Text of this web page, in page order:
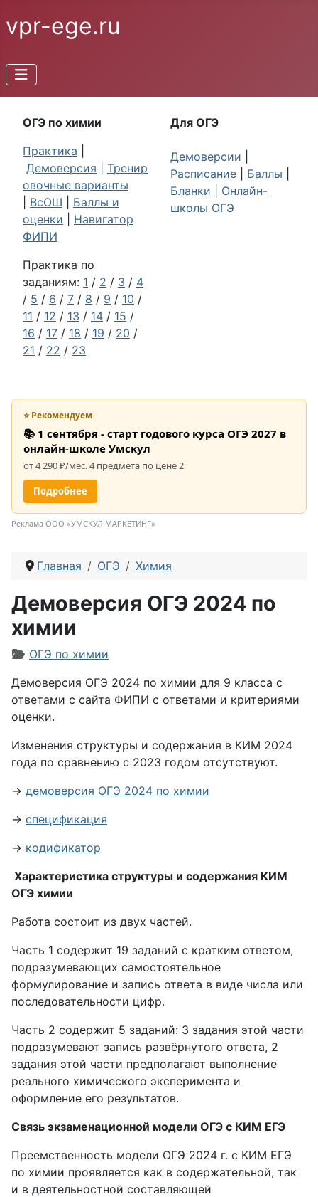
vpr-ege.ru
ОГЭ по химии
Практика
Демоверсия
Тренир
овочные варианты
ВсОШ
Баллы и
оценки
Навигатор
ФИПИ
Практика по
заданиям: 1 / 2 / 3 / 4
/ 5 / 6 / 7 / 8 / 9 / 10 /
11 / 12 / 13 / 14 / 15 /
16 / 17 / 18 / 19 / 20 /
21 / 22 / 23
Для ОГЭ
Демоверсии
Расписание
Баллы
Бланки
Онлайн-
школы ОГЭ
⭐ Рекомендуем
📚 1 сентября - старт годового курса ОГЭ 2027 в
онлайн-школе Умскул
от 4 290 ₽/мес. 4 предмета по цене 2
Подробнее
Реклама ООО «УМСКУЛ МАРКЕТИНГ»
Главная ОГЭ Химия
Демоверсия ОГЭ 2024 по
химии
Информация о материале
ОГЭ по химии
Демоверсия ОГЭ 2024 по химии для 9 класса с
ответами с сайта ФИПИ с ответами и критериями
оценки.
Изменения структуры и содержания в КИМ 2024
года по сравнению с 2023 годом отсутствуют.
→ демоверсия ОГЭ 2024 по химии
→ спецификация
→ кодификатор
Характеристика структуры и содержания КИМ
ОГЭ химии
Работа состоит из двух частей.
Часть 1 содержит 19 заданий с кратким ответом,
подразумевающих самостоятельное
формулирование и запись ответа в виде числа или
последовательности цифр.
Часть 2 содержит 5 заданий: 3 задания этой части
подразумевают запись развёрнутого ответа, 2
задания этой части предполагают выполнение
реального химического эксперимента и
оформление его результатов.
Связь экзаменационной модели ОГЭ с КИМ ЕГЭ
Преемственность модели ОГЭ 2024 г. с КИМ ЕГЭ
по химии проявляется как в содержательной, так
и в деятельностной составляющей